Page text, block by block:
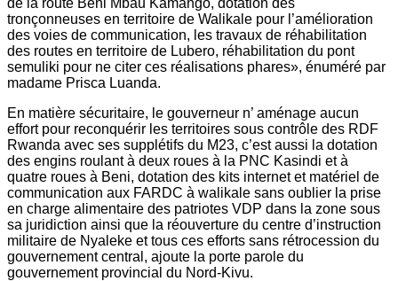
de la route Beni Mbau Kamango, dotation des
tronçonneuses en territoire de Walikale pour l’amélioration
des voies de communication, les travaux de réhabilitation
des routes en territoire de Lubero, réhabilitation du pont
semuliki pour ne citer ces réalisations phares», énuméré par
madame Prisca Luanda.
En matière sécuritaire, le gouverneur n’ aménage aucun
effort pour reconquérir les territoires sous contrôle des RDF
Rwanda avec ses supplétifs du M23, c’est aussi la dotation
des engins roulant à deux roues à la PNC Kasindi et à
quatre roues à Beni, dotation des kits internet et matériel de
communication aux FARDC à walikale sans oublier la prise
en charge alimentaire des patriotes VDP dans la zone sous
sa juridiction ainsi que la réouverture du centre d’instruction
militaire de Nyaleke et tous ces efforts sans rétrocession du
gouvernement central, ajoute la porte parole du
gouvernement provincial du Nord-Kivu.